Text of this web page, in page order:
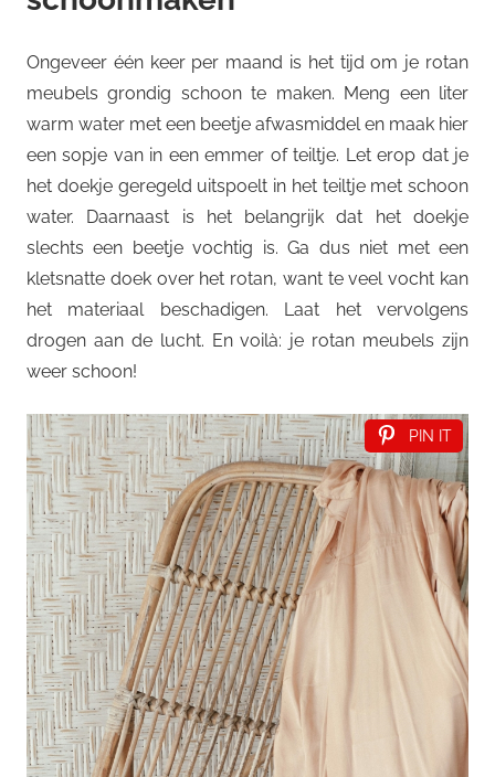
Ongeveer één keer per maand is het tijd om je rotan
meubels grondig schoon te maken. Meng een liter
warm water met een beetje afwasmiddel en maak hier
een sopje van in een emmer of teiltje. Let erop dat je
het doekje geregeld uitspoelt in het teiltje met schoon
water. Daarnaast is het belangrijk dat het doekje
slechts een beetje vochtig is. Ga dus niet met een
kletsnatte doek over het rotan, want te veel vocht kan
het materiaal beschadigen. Laat het vervolgens
drogen aan de lucht. En voilà: je rotan meubels zijn
weer schoon!
PIN IT